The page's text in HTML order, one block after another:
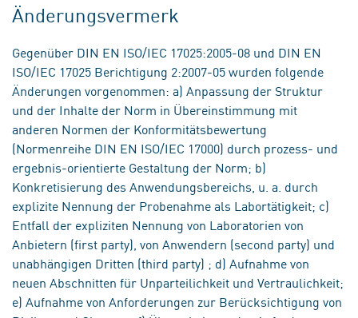
Änderungsvermerk
Gegenüber DIN EN ISO/IEC 17025:2005-08 und DIN EN
ISO/IEC 17025 Berichtigung 2:2007-05 wurden folgende
Änderungen vorgenommen: a) Anpassung der Struktur
und der Inhalte der Norm in Übereinstimmung mit
anderen Normen der Konformitätsbewertung
(Normenreihe DIN EN ISO/IEC 17000) durch prozess- und
ergebnis-orientierte Gestaltung der Norm; b)
Konkretisierung des Anwendungsbereichs, u. a. durch
explizite Nennung der Probenahme als Labortätigkeit; c)
Entfall der expliziten Nennung von Laboratorien von
Anbietern (first party), von Anwendern (second party) und
unabhängigen Dritten (third party) ; d) Aufnahme von
neuen Abschnitten für Unparteilichkeit und Vertraulichkeit;
e) Aufnahme von Anforderungen zur Berücksichtigung von